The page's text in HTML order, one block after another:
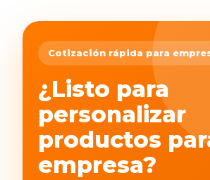
Cotización rápida para
¿Listo para
personalizar
productos
empresa?